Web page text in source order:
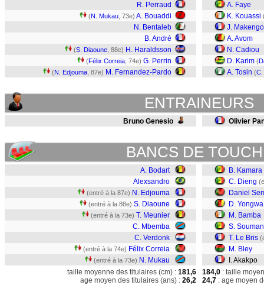
R. Perraud
(N. Mukau , 73e) A. Bouaddi
N. Bentaleb
B. André
(S. Diaoune , 88e) H. Haraldsson
(Félix Correia , 74e) G. Perrin
(N. Edjouma , 87e) M. Fernandez-Pardo
A. Faye
K. Kouassi
J. Makengo
A. Avom
N. Cadiou
D. Karim (
A. Tosin (C.
ENTRAINEURS
Bruno Genesio Olivier
BANCS DE
A. Bodart
Alexsandro
(entré à la 87e) N. Edjouma
(entré à la 88e) S. Diaoune
(entré à la 73e) T. Meunier
C. Mbemba
C. Verdonk
(entré à la 74e) Félix Correia
(entré à la 73e) N. Mukau
B. Kamara
C. Dieng
Daniel
D.
M. Bamba
S.
T. Le Bris
M. Bley
I. Akakpo
taille moyenne des titulaires (cm) : 181,6
age moyen des titulaires (ans) : 26,2
184,0 : taille
24,7 : age moyen